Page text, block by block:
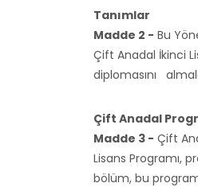
Tanımlar
Madde 2 - Bu
Çift Anadal İkinci
diplomasını
Çift Anadal
Madde 3 - Çift
Lisans Programı,
bölüm, bu